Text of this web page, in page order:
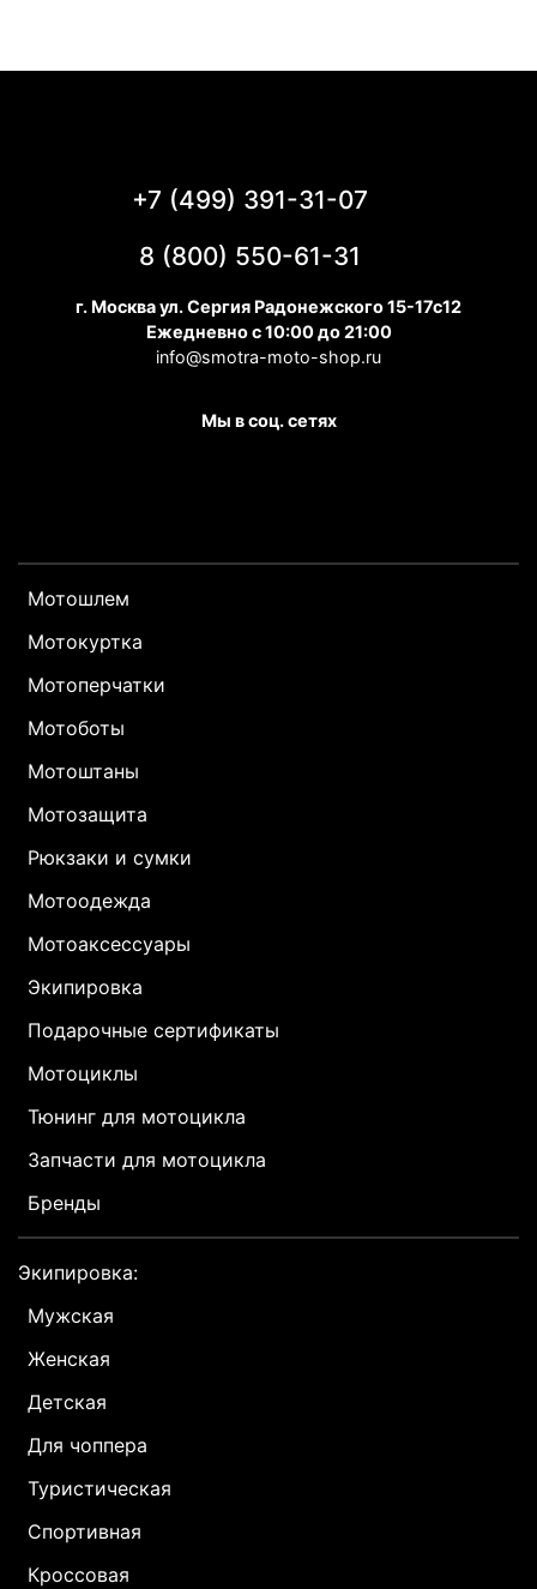
Мотошлем
Мотокуртка
Мотоперчатки
Мотоботы
Мотоштаны
Мотозащита
Рюкзаки и сумки
Мотоодежда
Мотоаксессуары
Экипировка
Подарочные сертификаты
Мотоциклы
Тюнинг для мотоцикла
Запчасти для мотоцикла
Бренды
Экипировка:
Мужская
Женская
Детская
Для чоппера
Туристическая
Спортивная
Кроссовая
+7 (499) 391-31-07
8 (800) 550-61-31
г. Москва ул. Сергия Радонежского 15-17с12
Ежедневно с 10:00 до 21:00
info@smotra-moto-shop.ru
Мы в соц. сетях